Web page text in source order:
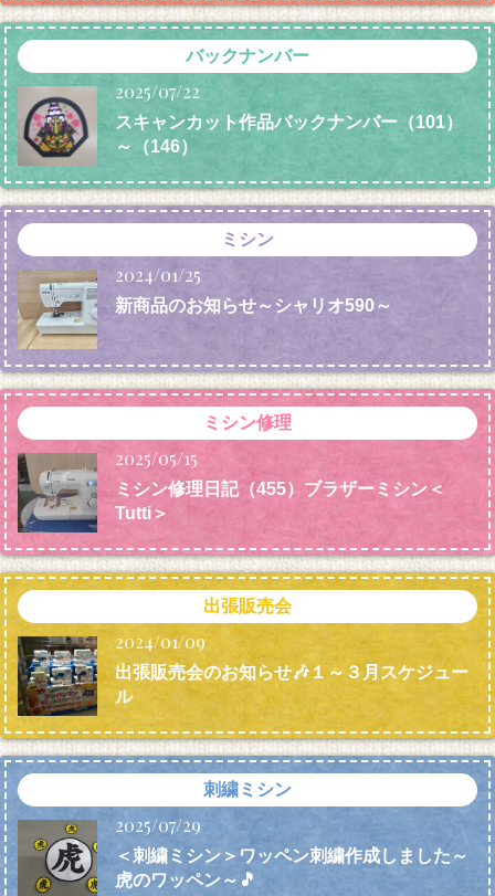
バックナンバー
2025/07/22
スキャンカット作品バックナンバー（101）
～（146）
ミシン
2024/01/25
新商品のお知らせ～シャリオ590～
ミシン修理
2025/05/15
ミシン修理日記（455）ブラザーミシン＜
Tutti＞
出張販売会
2024/01/09
出張販売会のお知らせ🎶１～３月スケジュー
ル
刺繍ミシン
2025/07/29
＜刺繍ミシン＞ワッペン刺繍作成しました～
虎のワッペン～🎵